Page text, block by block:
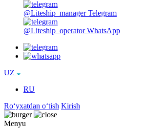
@Liteship_manager Telegram
@Liteship_operator WhatsApp
UZ
RU
Roʻyxatdan oʻtish Kirish
Menyu